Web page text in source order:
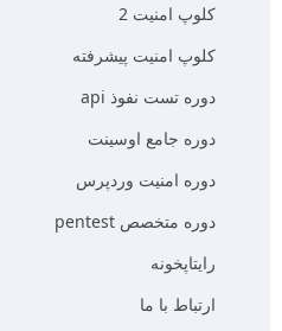
کلوپ امنیت 2
کلوپ امنیت پیشرفته
دوره تست نفوذ api
دوره جامع اوسینت
دوره امنیت وردپرس
دوره متخصص pentest
رایتاپخونه
ارتباط با ما